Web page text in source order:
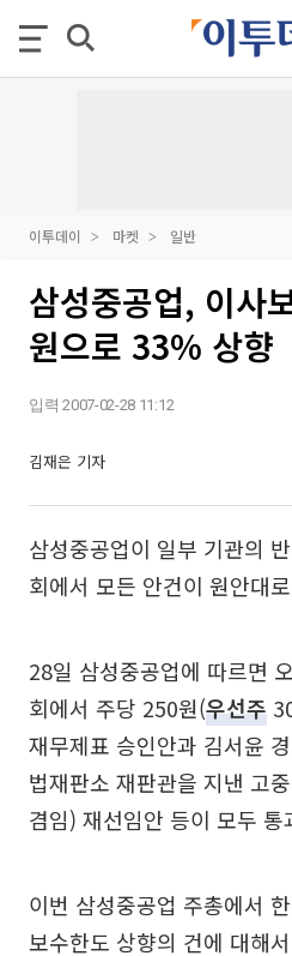
이투데이 마켓 일반
삼성중공업, 이사
원으로 33% 상향
입력 2007-02-28 11:12
김재은 기자
삼성중공업이 일부 기관의
회에서 모든 안건이 원안대
28일 삼성중공업에 따르면
회에서 주당 250원(우선주
재무제표 승인안과 김서윤
법재판소 재판관을 지낸 고
겸임) 재선임안 등이 모두 통
이번 삼성중공업 주총에서
보수한도 상향의 건에 대해